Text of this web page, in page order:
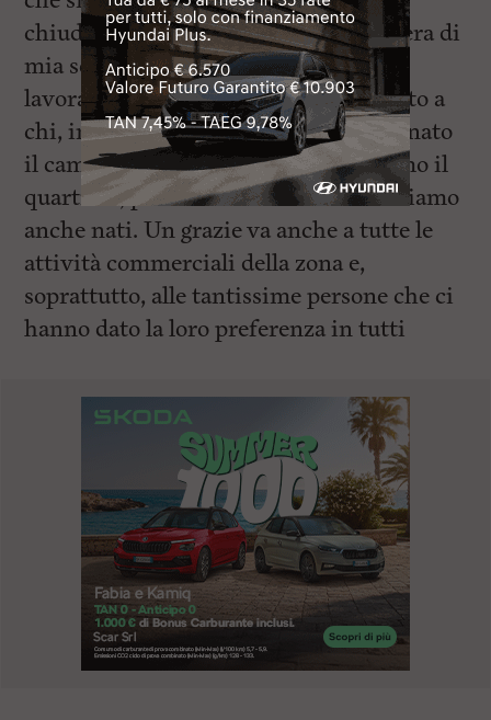
chiudere è dovuta alla fine della carriera di
mia sorella e alle mie altre scelte
lavorative”. Il pensiero finale è dedicato a
chi, in tutti questi anni, ha accompagnato
il cammino del panificio. “Ringraziamo il
quartiere, perché oltre a lavorarci ci siamo
anche nati. Un grazie va anche a tutte le
attività commerciali della zona e,
soprattutto, alle tantissime persone che ci
hanno dato la loro preferenza in tutti